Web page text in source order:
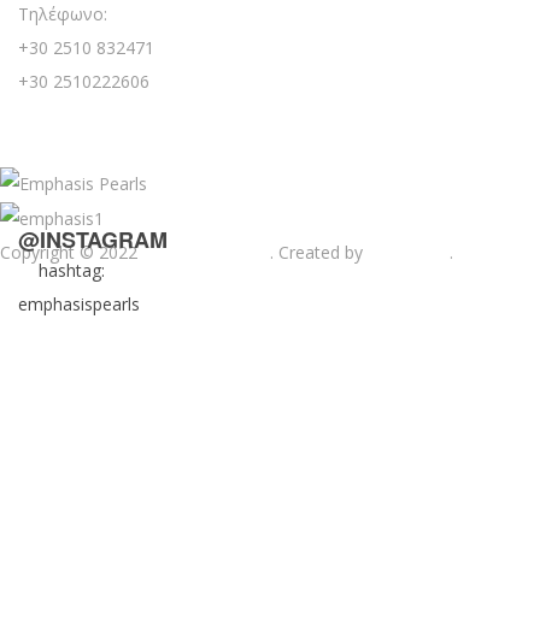
@INSTAGRAM
hashtag:
emphasispearls
Τηλέφωνο:
+30 2510 832471
+30 2510222606
Copyright © 2022Emphasis Pearls . Created by .